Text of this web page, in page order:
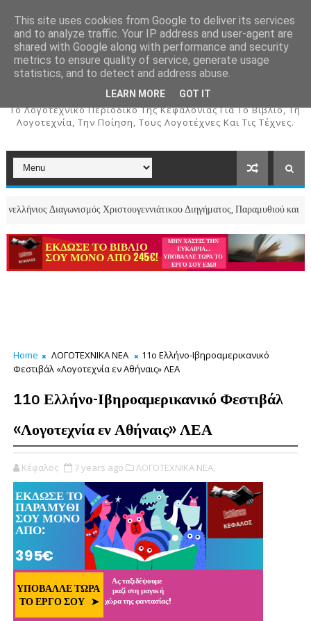
ΚΕΦΑΛΟΣ
To Λογοτεχνικό Περιοδικό Της Κεφαλονιάς Για Το Βιβλίο, Τη
Λογοτεχνία, Την Ποίηση, Τους Λογοτέχνες Και Τις Τέχνες.
Χριστουγεννιάτικου Διηγήματος, Παραμυθιού και Ποιήματος
Home ΛΟΓΟΤΕΧΝΙΚΑ ΝΕΑ
11o Ελλήνο-Ιβηροαμερικανικό
Φεστιβάλ «Λογοτεχνία εν Αθήναις» ΛΕΑ
11o Ελλήνο-Ιβηροαμερικανικό Φεστιβάλ
«Λογοτεχνία εν Αθήναις» ΛΕΑ
Κέφαλος 7 years ago ΛΟΓΟΤΕΧΝΙΚΑ ΝΕΑ,
This site uses cookies from Google to deliver its services
and to analyze traffic. Your IP address and user-agent are
shared with Google along with performance and security
metrics to ensure quality of service, generate usage
statistics, and to detect and address abuse.
LEARN MORE GOT IT